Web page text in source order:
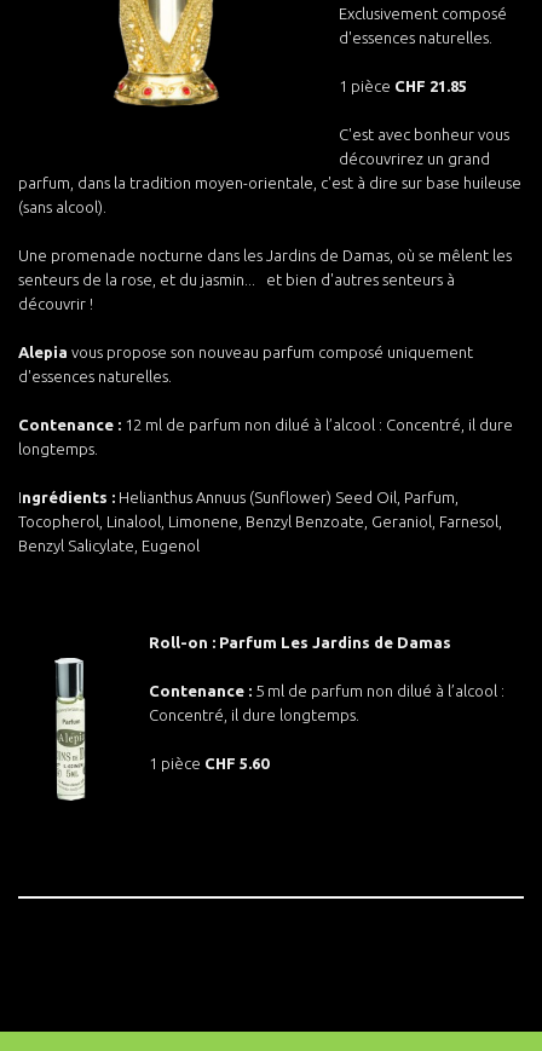
Exclusivement composé
d'essences naturelles.
1 pièce CHF 21.85
C'est avec bonheur vous
découvrirez un grand
parfum, dans la tradition moyen-orientale, c'est à dire sur base huileuse
(sans alcool).
Une promenade nocturne dans les Jardins de Damas, où se mêlent les
senteurs de la rose, et du jasmin... et bien d'autres senteurs à
découvrir !
Alepia vous propose son nouveau parfum composé uniquement
d'essences naturelles.
Contenance : 12 ml de parfum non dilué à l’alcool : Concentré, il dure
longtemps.
Ingrédients : Helianthus Annuus (Sunflower) Seed Oil, Parfum,
Tocopherol, Linalool, Limonene, Benzyl Benzoate, Geraniol, Farnesol,
Benzyl Salicylate, Eugenol
Roll-on : Parfum Les Jardins de Damas
Contenance : 5 ml de parfum non dilué à l’alcool :
Concentré, il dure longtemps.
1 pièce CHF 5.60